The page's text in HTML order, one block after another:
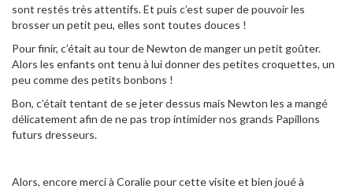
sont restés très attentifs. Et puis c’est super de pouvoir les
brosser un petit peu, elles sont toutes douces !
Pour finir, c’était au tour de Newton de manger un petit goûter.
Alors les enfants ont tenu à lui donner des petites croquettes, un
peu comme des petits bonbons !
Bon, c’était tentant de se jeter dessus mais Newton les a mangé
délicatement afin de ne pas trop intimider nos grands Papillons
futurs dresseurs.
Alors, encore merci à Coralie pour cette visite et bien joué à